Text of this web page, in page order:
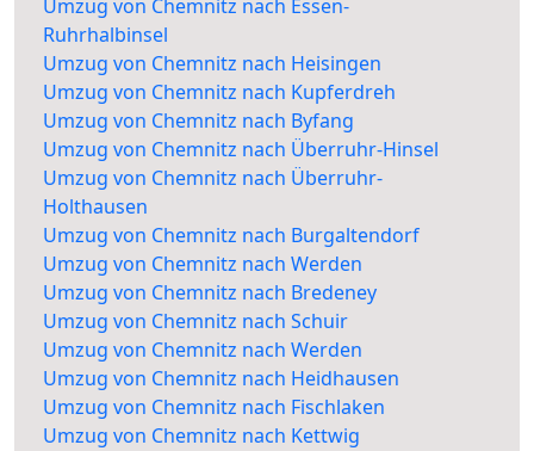
Umzug von Chemnitz nach Essen-
Ruhrhalbinsel
Umzug von Chemnitz nach Heisingen
Umzug von Chemnitz nach Kupferdreh
Umzug von Chemnitz nach Byfang
Umzug von Chemnitz nach Überruhr-Hinsel
Umzug von Chemnitz nach Überruhr-
Holthausen
Umzug von Chemnitz nach Burgaltendorf
Umzug von Chemnitz nach Werden
Umzug von Chemnitz nach Bredeney
Umzug von Chemnitz nach Schuir
Umzug von Chemnitz nach Werden
Umzug von Chemnitz nach Heidhausen
Umzug von Chemnitz nach Fischlaken
Umzug von Chemnitz nach Kettwig